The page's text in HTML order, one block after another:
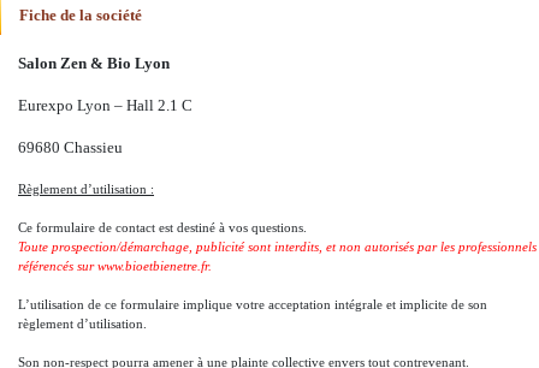
Fiche de la société
Salon Zen & Bio Lyon
Eurexpo Lyon – Hall 2.1 C
69680 Chassieu
Règlement d’utilisation :
Ce formulaire de contact est destiné à vos questions.
Toute prospection/démarchage, publicité sont interdits, et non autorisés par les professionnels
référencés sur www.bioetbienetre.fr.
L’utilisation de ce formulaire implique votre acceptation intégrale et implicite de son
règlement d’utilisation.
Son non-respect pourra amener à une plainte collective envers tout contrevenant.